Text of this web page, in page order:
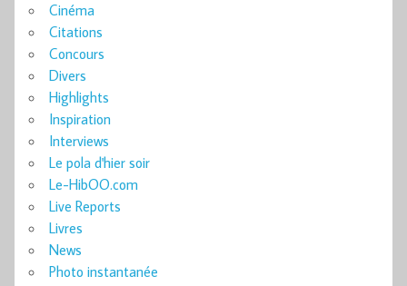
Cinéma
Citations
Concours
Divers
Highlights
Inspiration
Interviews
Le pola d'hier soir
Le-HibOO.com
Live Reports
Livres
News
Photo instantanée